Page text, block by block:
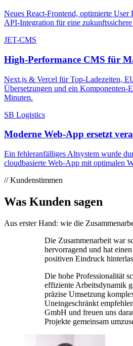
Neues React-Frontend, optimierte User
API-Integration für eine
JET-CMS
High-Performance CMS für
Next.js & Vercel für Top-Ladezeiten,
Übersetzungen und ein Komponenten-
Minuten.
SB Logistics
Moderne Web-App ersetzt
Ein fehleranfälliges Altsystem wurde
cloudbasierte Web-App mit optimalen
// Kundenstimmen
Was Kunden sagen
Aus erster Hand: wie die
Die Zusammenarbeit war
hervorragend und hat
positiven Eindruck
Die hohe Professionalität
effiziente Arbeitsdynamik
präzise Umsetzung
Uneingeschränkt
GmbH und freuen uns
Projekte gemeinsam